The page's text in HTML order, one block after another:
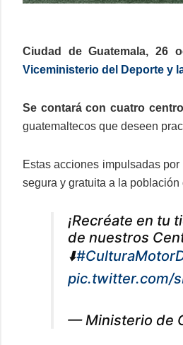
Ciudad de Guatemala, 26
Viceministerio del Deporte y
Se contará con cuatro
guatemaltecos que deseen
Estas acciones impulsadas
segura y gratuita a la población
¡Recréate en tu
de nuestros
⬇️
pic.twitter.com/
— Ministerio de